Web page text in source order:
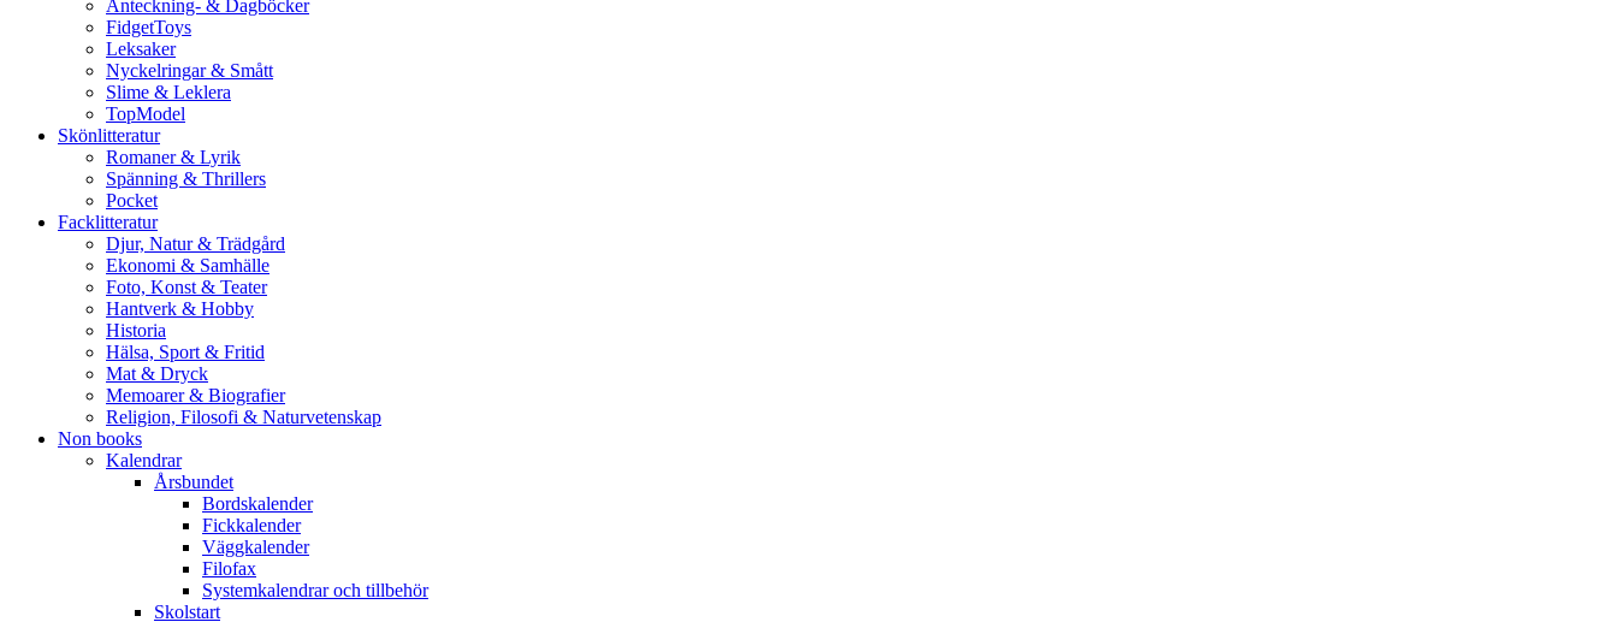
Anteckning- & Dagböcker
FidgetToys
Leksaker
Nyckelringar & Smått
Slime & Leklera
TopModel
Skönlitteratur
Romaner & Lyrik
Spänning & Thrillers
Pocket
Facklitteratur
Djur, Natur & Trädgård
Ekonomi & Samhälle
Foto, Konst & Teater
Hantverk & Hobby
Historia
Hälsa, Sport & Fritid
Mat & Dryck
Memoarer & Biografier
Religion, Filosofi & Naturvetenskap
Non books
Kalendrar
Årsbundet
Bordskalender
Fickkalender
Väggkalender
Filofax
Systemkalendrar och tillbehör
Skolstart